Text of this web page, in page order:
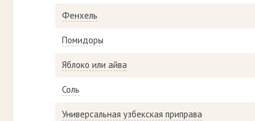
Фенхель
Помидоры
Яблоко или айва
Соль
Универсальная узбекская приправа